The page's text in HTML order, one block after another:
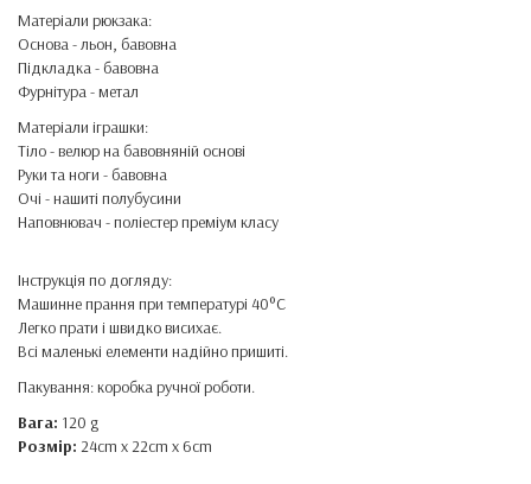
Матеріали рюкзака:
Основа - льон, бавовна
Підкладка - бавовна
Фурнітура - метал
Матеріали іграшки:
Тіло - велюр на бавовняній основі
Руки та ноги - бавовна
Очі - нашиті полубусини
Наповнювач - поліестер преміум класу
Інструкція по догляду:
Машинне прання при температурі 40°C
Легко прати і швидко висихає.
Всі маленькі елементи надійно пришиті.
Пакування: коробка ручної роботи.
Вага: 120 g
Розмір: 24cm x 22cm x 6cm